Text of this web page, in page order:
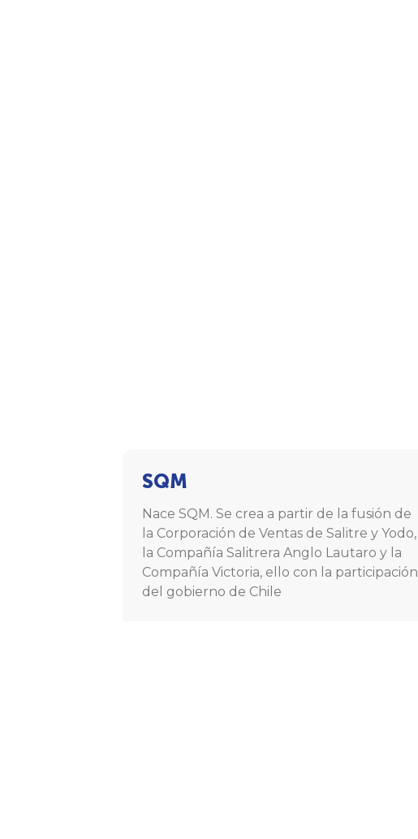
SQM
Nace SQM. Se crea a partir de la fusión de
la Corporación de Ventas de Salitre y Yodo,
la Compañía Salitrera Anglo Lautaro y la
Compañía Victoria, ello con la participación
del gobierno de Chile